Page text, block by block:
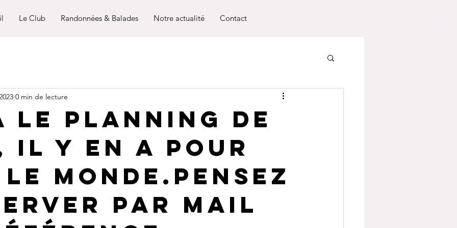
Le Club Randonnées & Balades Notre actualité Contact
le planning de
il y en a pour
monde.Pensez
par mail
0 min de lecture